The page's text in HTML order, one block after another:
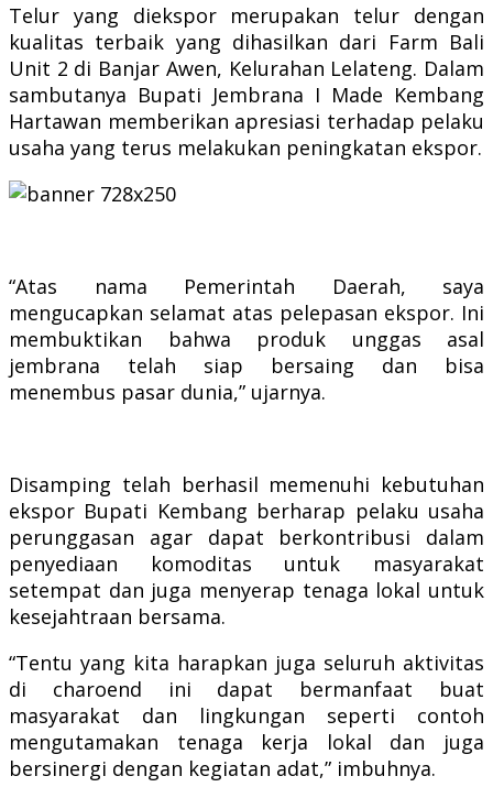
Telur yang diekspor merupakan telur dengan
kualitas terbaik yang dihasilkan dari Farm Bali
Unit 2 di Banjar Awen, Kelurahan Lelateng. Dalam
sambutanya Bupati Jembrana I Made Kembang
Hartawan memberikan apresiasi terhadap pelaku
usaha yang terus melakukan peningkatan ekspor.
“Atas nama Pemerintah Daerah, saya
mengucapkan selamat atas pelepasan ekspor. Ini
membuktikan bahwa produk unggas asal
jembrana telah siap bersaing dan bisa
menembus pasar dunia,” ujarnya.
Disamping telah berhasil memenuhi kebutuhan
ekspor Bupati Kembang berharap pelaku usaha
perunggasan agar dapat berkontribusi dalam
penyediaan komoditas untuk masyarakat
setempat dan juga menyerap tenaga lokal untuk
kesejahtraan bersama.
“Tentu yang kita harapkan juga seluruh aktivitas
di charoend ini dapat bermanfaat buat
masyarakat dan lingkungan seperti contoh
mengutamakan tenaga kerja lokal dan juga
bersinergi dengan kegiatan adat,” imbuhnya.